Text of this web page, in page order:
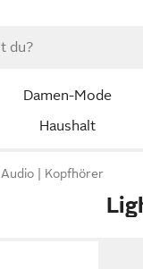
Damen-Mode
Haushalt
Audio Kopfhörer